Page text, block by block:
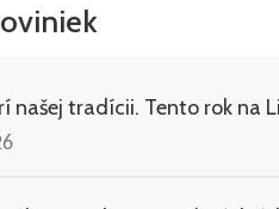
našej tradícii. Tento rok na